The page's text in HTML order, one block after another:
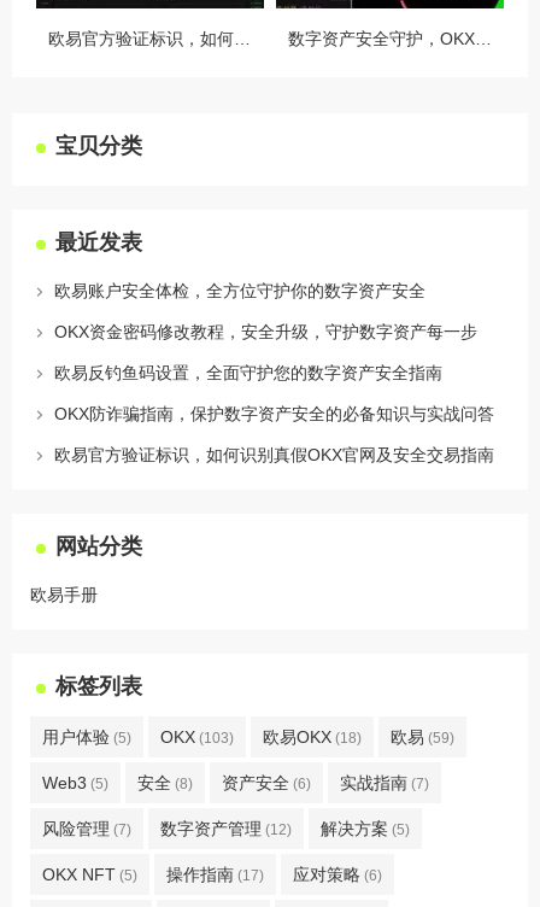
宝贝分类
最近发表
欧易账户安全体检，全方位守护你的数字资产安全
OKX资金密码修改教程，安全升级，守护数字资产每一步
欧易反钓鱼码设置，全面守护您的数字资产安全指南
OKX防诈骗指南，保护数字资产安全的必备知识与实战问答
欧易官方验证标识，如何识别真假OKX官网及安全交易指南
网站分类
欧易手册
标签列表
用户体验 (5) OKX (103) 欧易OKX (18) 欧易 (59)
Web3 (5) 安全 (8) 资产安全 (6) 实战指南 (7)
风险管理 (7) 数字资产管理 (12) 解决方案 (5)
OKX NFT (5) 操作指南 (17) 应对策略 (6)